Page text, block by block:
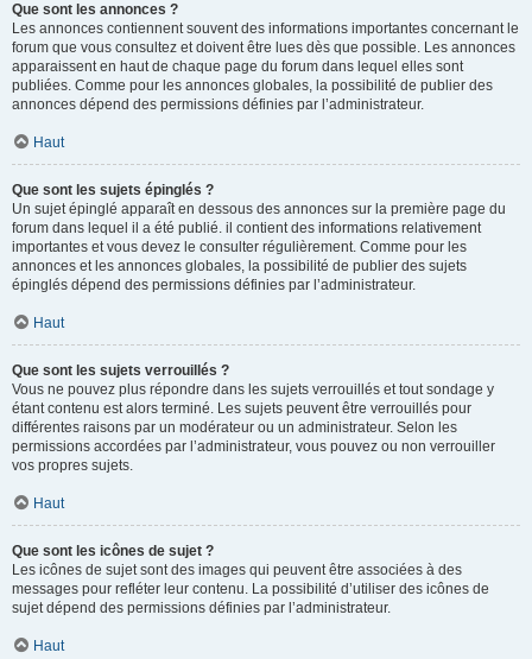
Que sont les annonces ?
Les annonces contiennent souvent des informations importantes concernant le
forum que vous consultez et doivent être lues dès que possible. Les annonces
apparaissent en haut de chaque page du forum dans lequel elles sont
publiées. Comme pour les annonces globales, la possibilité de publier des
annonces dépend des permissions définies par l’administrateur.
Haut
Que sont les sujets épinglés ?
Un sujet épinglé apparaît en dessous des annonces sur la première page du
forum dans lequel il a été publié. il contient des informations relativement
importantes et vous devez le consulter régulièrement. Comme pour les
annonces et les annonces globales, la possibilité de publier des sujets
épinglés dépend des permissions définies par l’administrateur.
Haut
Que sont les sujets verrouillés ?
Vous ne pouvez plus répondre dans les sujets verrouillés et tout sondage y
étant contenu est alors terminé. Les sujets peuvent être verrouillés pour
différentes raisons par un modérateur ou un administrateur. Selon les
permissions accordées par l’administrateur, vous pouvez ou non verrouiller
vos propres sujets.
Haut
Que sont les icônes de sujet ?
Les icônes de sujet sont des images qui peuvent être associées à des
messages pour refléter leur contenu. La possibilité d’utiliser des icônes de
sujet dépend des permissions définies par l’administrateur.
Haut